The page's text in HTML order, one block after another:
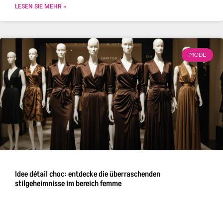
LESEN SIE MEHR »
MODE
Idee détail choc: entdecke die überraschenden
stilgeheimnisse im bereich femme